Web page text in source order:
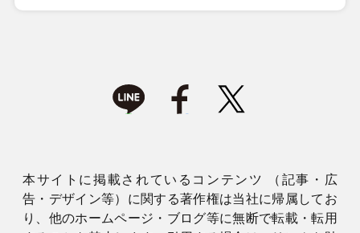
本サイトに掲載されているコンテンツ （記事・広
告・デザイン等）に関する著作権は当社に帰属してお
り、他のホームページ・ブログ等に無断で転載・転用